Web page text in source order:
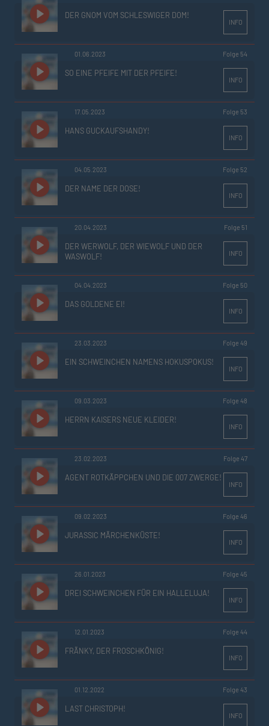
DER GNOM VOM SCHLESWIGER DOM!
INFO
01.06.2023 Folge 54
SO EINE PFEIFE MIT DER PFEIFE!
INFO
17.05.2023 Folge 53
HANS GUCKAUFSHANDY!
INFO
04.05.2023 Folge 52
DER NAME DER DOSE!
INFO
20.04.2023 Folge 51
DER WERWOLF, DER WIEWOLF UND DER
WASWOLF!
INFO
04.04.2023 Folge 50
DAS GOLDENE EI!
INFO
23.03.2023 Folge 49
EIN SCHWEINCHEN NAMENS HOKUSPOKUS!
INFO
09.03.2023 Folge 48
HERRN KAISERS NEUE KLEIDER!
INFO
23.02.2023 Folge 47
AGENT ROTKÄPPCHEN UND DIE 007 ZWERGE!
INFO
09.02.2023 Folge 46
JURASSIC MÄRCHENKÜSTE!
INFO
26.01.2023 Folge 45
DREI SCHWEINCHEN FÜR EIN HALLELUJA!
INFO
12.01.2023 Folge 44
FRÄNKY, DER FROSCHKÖNIG!
INFO
01.12.2022 Folge 43
LAST CHRISTOPH!
INFO